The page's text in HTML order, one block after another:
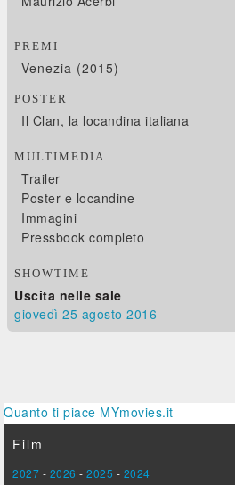
PREMI
Venezia (2015)
POSTER
Il Clan, la locandina italiana
MULTIMEDIA
Trailer
Poster e locandine
Immagini
Pressbook completo
SHOWTIME
Uscita nelle sale
giovedì 25 agosto 2016
Quanto ti piace MYmovies.it
Film
2027 - 2026 -2025 - 2024